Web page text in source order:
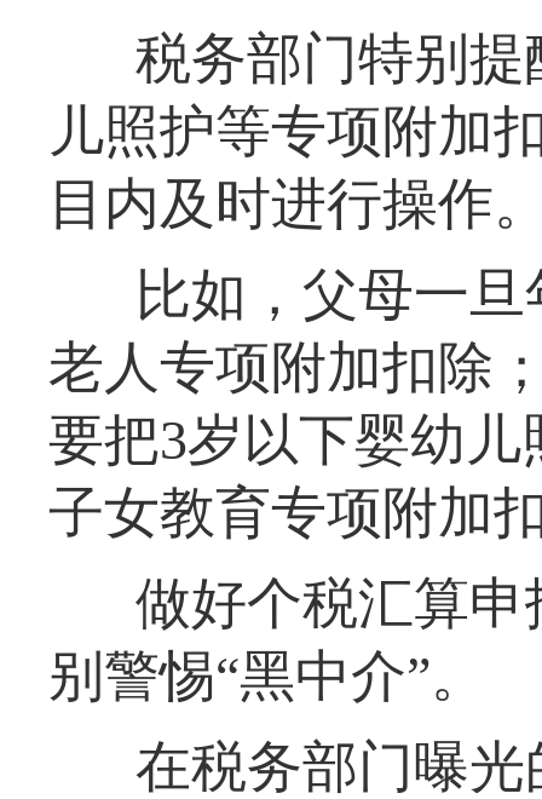
税务部门特别
儿照护等专项附加
目内及时进行操作
比如，父母一
老人专项附加扣除
要把3岁以下婴幼
子女教育专项附加
做好个税汇算
别警惕“黑中介”。
在税务部门曝